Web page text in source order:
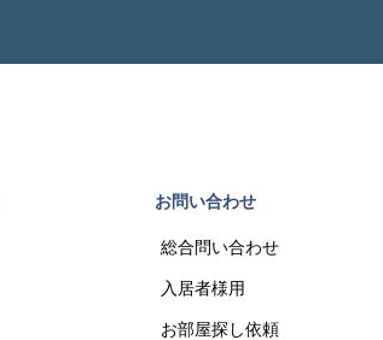
お問い合わせ
総合問い合わせ
入居者様用
お部屋探し依頼